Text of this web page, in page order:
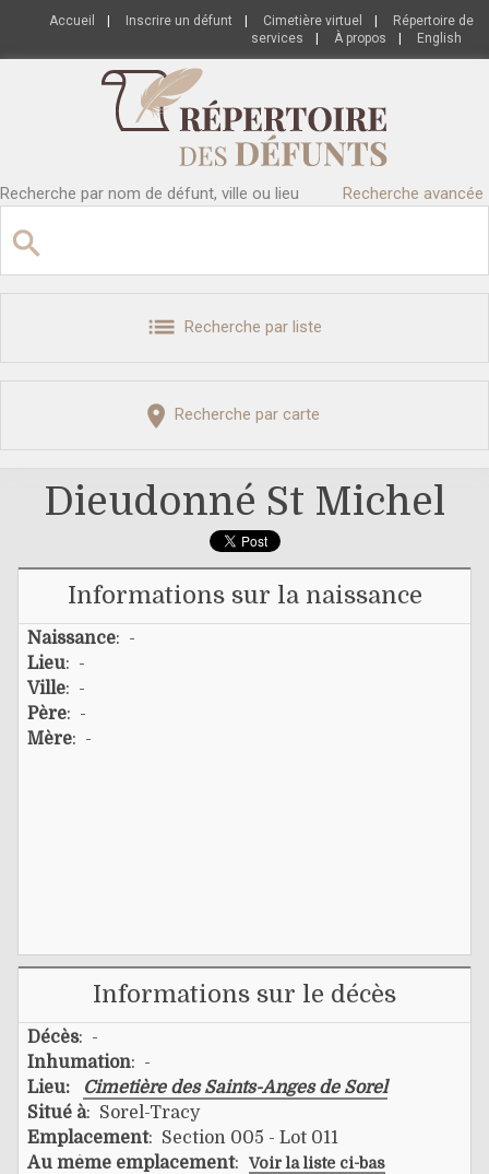
Accueil Inscrire un défunt Cimetière virtuel
Répertoire de
services
À propos English
Recherche par nom de défunt, ville ou lieu Recherche avancée
Recherche par liste
Recherche par carte
Dieudonné St Michel
Informations sur la naissance
Naissance: -
Lieu: -
Ville: -
Père: -
Mère: -
Informations sur le décès
Décès: -
Inhumation: -
Lieu:
Cimetière des Saints-Anges de Sorel
Situé à: Sorel-Tracy
Emplacement: Section 005 - Lot 011
Au même emplacement: Voir la liste ci-bas